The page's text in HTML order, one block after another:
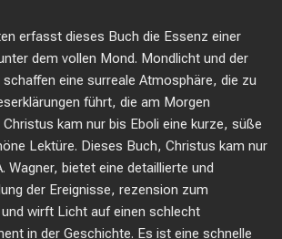
erfasst dieses Buch die Essenz einer
dem vollen Mond. Mondlicht und der
eine surreale Atmosphäre, die zu
führt, die am Morgen
kam nur bis Eboli eine kurze, süße
Lektüre. Dieses Buch, Christus kam nur
Wagner, bietet eine detaillierte und
der Ereignisse, rezension zum
wirft Licht auf einen schlecht
in der Geschichte. Es ist eine schnelle